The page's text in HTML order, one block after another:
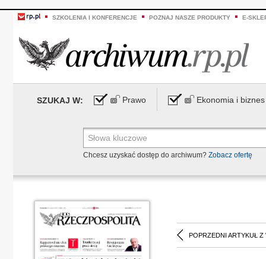
SZKOLENIA I KONFERENCJE POZNAJ NASZE PRODUKTY E-
SZUKAJ W: Prawo Ekonomia i biznes
Chcesz uzyskać dostęp do archiwum? Zobacz ofertę
POPRZEDNI ARTYKUŁ Z